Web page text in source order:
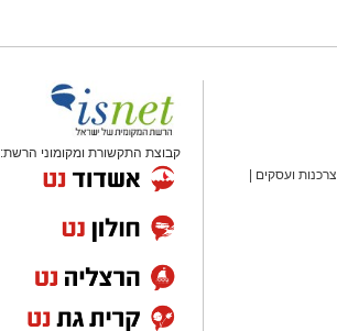
צרכנות ועסקים
קבוצת התקשורת ומקומוני הרשת: